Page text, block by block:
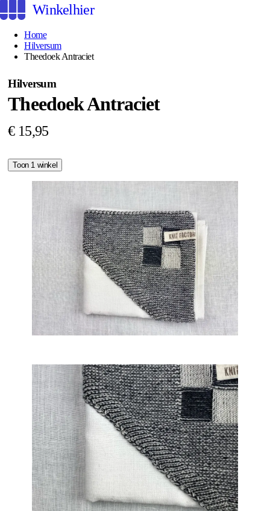
Winkelhier
Home
Hilversum
Theedoek Antraciet
Hilversum
Theedoek Antraciet
€ 15,95
Toon 1 winkel